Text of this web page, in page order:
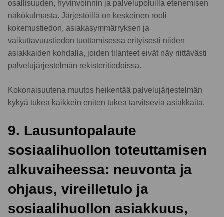
osallisuuden, hyvinvoinnin ja palvelupoluilla etenemisen
näkökulmasta. Järjestöillä on keskeinen rooli
kokemustiedon, asiakasymmärryksen ja
vaikuttavuustiedon tuottamisessa erityisesti niiden
asiakkaiden kohdalla, joiden tilanteet eivät näy riittävästi
palvelujärjestelmän rekisteritiedoissa.
Kokonaisuutena muutos heikentää palvelujärjestelmän
kykyä tukea kaikkein eniten tukea tarvitsevia asiakkaita.
9. Lausuntopalaute
sosiaalihuollon toteuttamisen
alkuvaiheessa: neuvonta ja
ohjaus, vireilletulo ja
sosiaalihuollon asiakkuus,